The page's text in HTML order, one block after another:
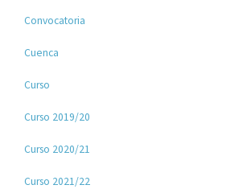
Convocatoria
Cuenca
Curso
Curso 2019/20
Curso 2020/21
Curso 2021/22